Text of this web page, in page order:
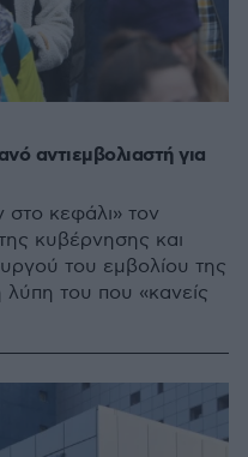
αντιεμβολιαστή για
στο κεφάλι» τον
κυβέρνησης και
του εμβολίου της
του που «κανείς